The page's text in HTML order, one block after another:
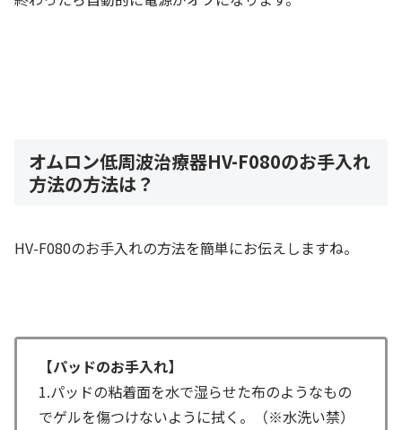
オムロン低周波治療器HV-F080のお手入れ
方法の方法は？
HV-F080のお手入れの方法を簡単にお伝えしますね。
【パッドのお手入れ】
1.パッドの粘着面を水で湿らせた布のようなもの
でゲルを傷つけないように拭く。（※水洗い禁）